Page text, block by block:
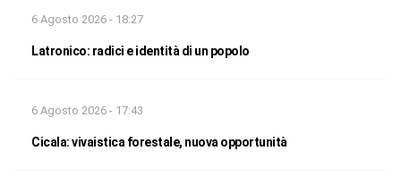
6 Agosto 2026 - 18:27
Latronico: radici e identità di un popolo
6 Agosto 2026 - 17:43
Cicala: vivaistica forestale, nuova opportunità